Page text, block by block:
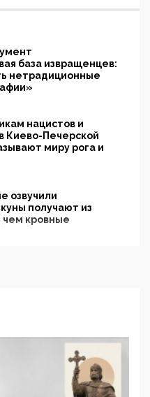
база извращенцев:
нетрадиционные
нацистов и
Киево-Печерской
миру рога и
озвучили
получают из
чем кровные
в России, но
определять